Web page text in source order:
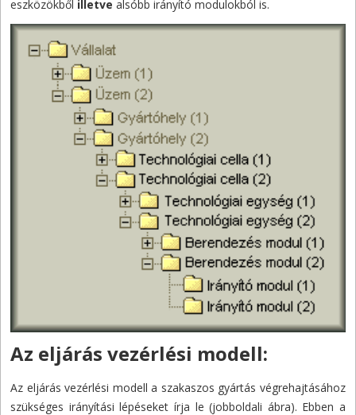
eszközökből illetve alsóbb irányító modulokból is.
Az eljárás vezérlési modell:
Az eljárás vezérlési modell a szakaszos gyártás végrehajtásához
szükséges irányítási lépéseket írja le (jobboldali ábra). Ebben a